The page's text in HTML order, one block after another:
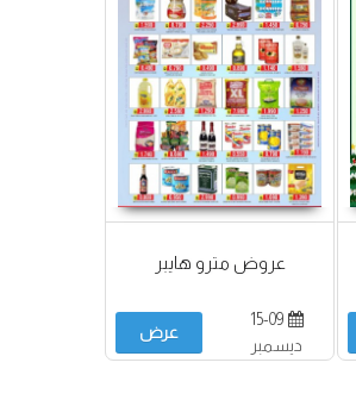
عروض مترو هايبر
15-09
ديسمبر
عرض